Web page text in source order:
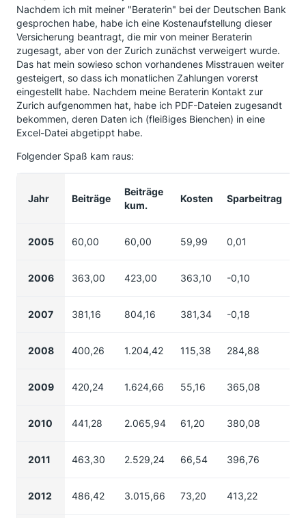
Nachdem ich mit meiner "Beraterin" bei der Deutschen Bank
gesprochen habe, habe ich eine Kostenaufstellung dieser
Versicherung beantragt, die mir von meiner Beraterin
zugesagt, aber von der Zurich zunächst verweigert wurde.
Das hat mein sowieso schon vorhandenes Misstrauen weiter
gesteigert, so dass ich monatlichen Zahlungen vorerst
eingestellt habe. Nachdem meine Beraterin Kontakt zur
Zurich aufgenommen hat, habe ich PDF-Dateien zugesandt
bekommen, deren Daten ich (fleißiges Bienchen) in eine
Excel-Datei abgetippt habe.
Folgender Spaß kam raus:
Jahr Beiträge
Beiträge
kum.
Kosten Sparbeitrag
2005 60,00 60,00 59,99 0,01
2006 363,00 423,00 363,10 -0,10
2007 381,16 804,16 381,34 -0,18
2008 400,26 1.204,42 115,38 284,88
2009 420,24 1.624,66 55,16 365,08
2010 441,28 2.065,94 61,20 380,08
2011 463,30 2.529,24 66,54 396,76
2012 486,42 3.015,66 73,20 413,22